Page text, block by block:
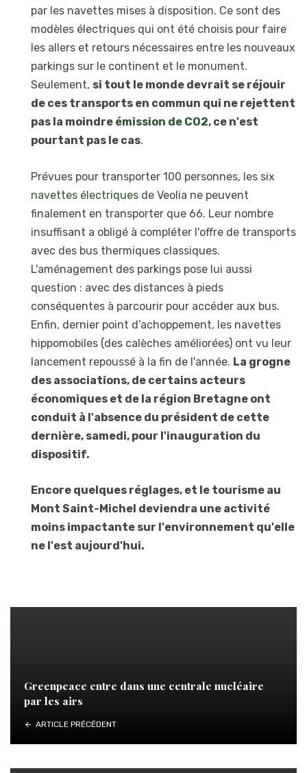
par les navettes mises à disposition. Ce sont des
modèles électriques qui ont été choisis pour faire
les allers et retours nécessaires entre les nouveaux
parkings sur le continent et le monument.
Seulement, si tout le monde devrait se réjouir
de ces transports en commun qui ne rejettent
pas la moindre émission de CO2, ce n'est
pourtant pas le cas.
Prévues pour transporter 100 personnes, les six
navettes électriques de Veolia ne peuvent
finalement en transporter que 66. Leur nombre
insuffisant a obligé à compléter l'offre de transports
avec des bus thermiques classiques.
L'aménagement des parkings pose lui aussi
question : avec des distances à pieds
conséquentes à parcourir pour accéder aux bus.
Enfin, dernier point d'achoppement, les navettes
hippomobiles (des calèches améliorées) ont vu leur
lancement repoussé à la fin de l'année. La grogne
des associations, de certains acteurs
économiques et de la région Bretagne ont
conduit à l'absence du président de cette
dernière, samedi, pour l'inauguration du
dispositif.
Encore quelques réglages, et le tourisme au
Mont Saint-Michel deviendra une activité
moins impactante sur l'environnement qu'elle
ne l'est aujourd'hui.
Greenpeace entre dans une centrale nucléaire
par les airs
ARTICLE PRÉCÉDENT